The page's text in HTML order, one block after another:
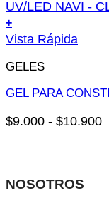
elegir
en
la
página
producto
+
Este
tiene
múltiples
Las
elegir
Vista Rápida
GELES
GEL PARA
$9.000 - $10.900
NOSOTROS